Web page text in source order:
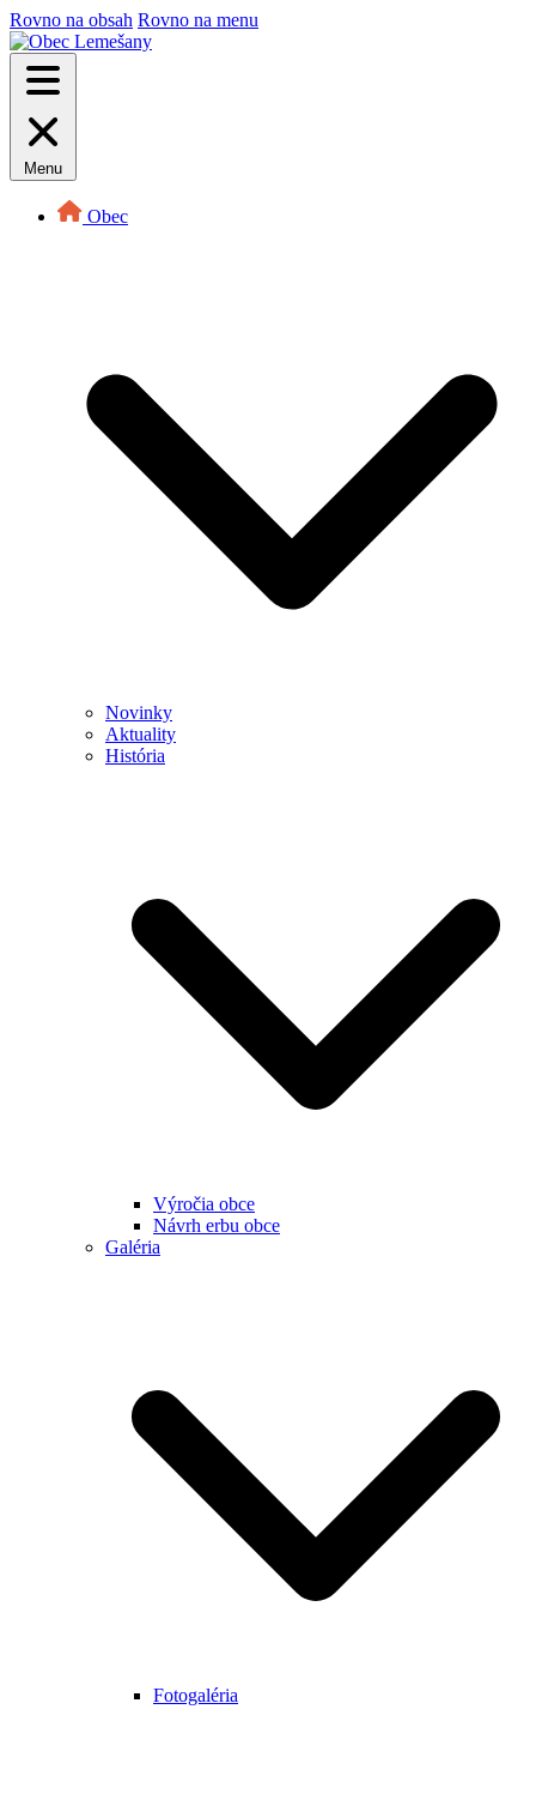
Rovno na obsah Rovno na menu
Menu
Obec
Novinky
Aktuality
História
Výročia obce
Návrh erbu obce
Galéria
Fotogaléria